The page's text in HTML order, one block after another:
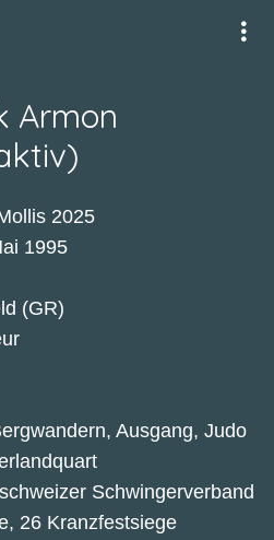
Armon
2025
1995
(GR)
Ausgang, Judo
Schwingerverband
26 Kranzfestsiege